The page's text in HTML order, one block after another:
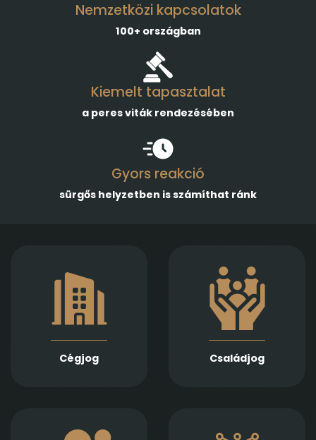
Nemzetközi kapcsolatok
100+ országban
Kiemelt tapasztalat
a peres viták rendezésében
Gyors reakció
sürgős helyzetben is számíthat ránk
Cégjog
módosításában és
átalakulásában
biztosítunk teljes körű
szolgáltatást
Jogi képviseletet
vállalunk
végelszámolás, csőd-
Családjog
megalapozott jogi
támogatást nyújtunk
házassági bontóper,
vagyonmegosztás,
tartásdíj,
gyermekelhelyezés,
szülői felügyelet,
apasági vélelem,
Ingatlan adásvétel,
technológiai